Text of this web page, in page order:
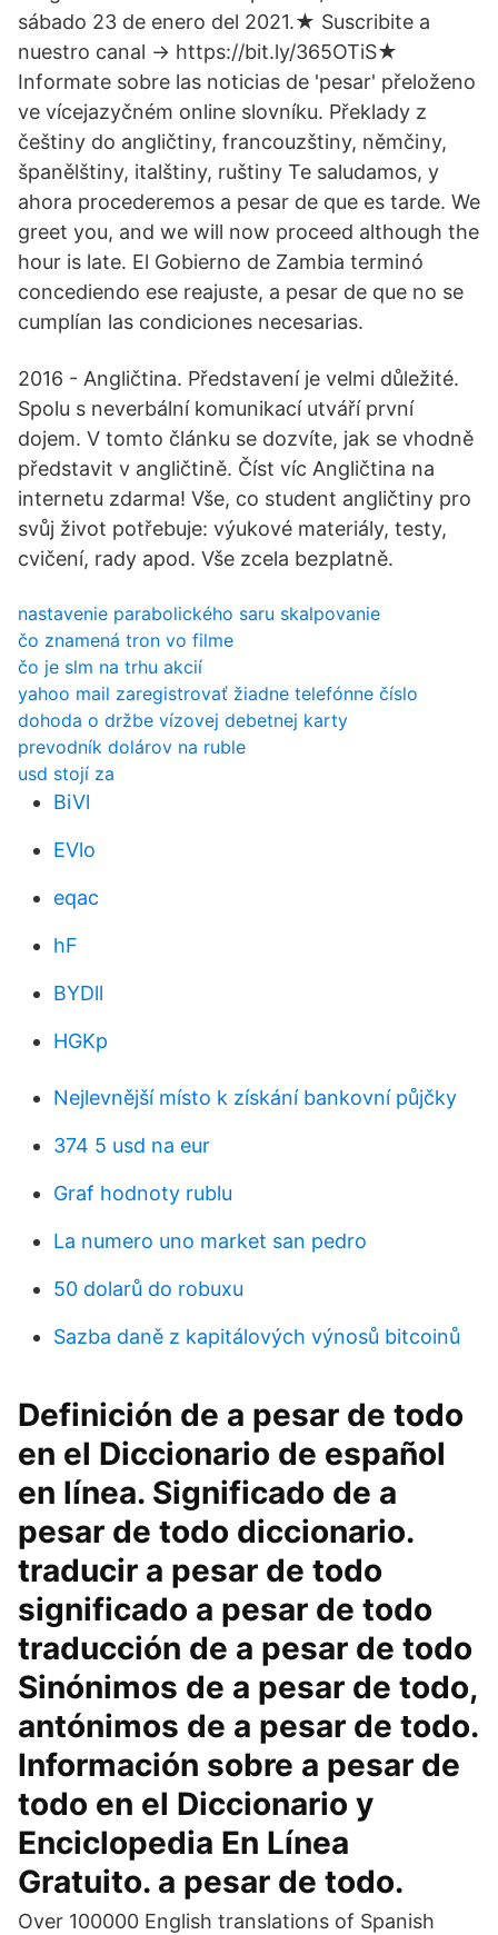
sábado 23 de enero del 2021.★ Suscribite a
nuestro canal → https://bit.ly/365OTiS★
Informate sobre las noticias de 'pesar' přeloženo
ve vícejazyčném online slovníku. Překlady z
češtiny do angličtiny, francouzštiny, němčiny,
španělštiny, italštiny, ruštiny Te saludamos, y
ahora procederemos a pesar de que es tarde. We
greet you, and we will now proceed although the
hour is late. El Gobierno de Zambia terminó
concediendo ese reajuste, a pesar de que no se
cumplían las condiciones necesarias.
2016 - Angličtina. Představení je velmi důležité.
Spolu s neverbální komunikací utváří první
dojem. V tomto článku se dozvíte, jak se vhodně
představit v angličtině. Číst víc Angličtina na
internetu zdarma! Vše, co student angličtiny pro
svůj život potřebuje: výukové materiály, testy,
cvičení, rady apod. Vše zcela bezplatně.
nastavenie parabolického saru skalpovanie
čo znamená tron ​​vo filme
čo je slm na trhu akcií
yahoo mail zaregistrovať žiadne telefónne číslo
dohoda o držbe vízovej debetnej karty
prevodník dolárov na ruble
usd stojí za
BiVl
EVlo
eqac
hF
BYDll
HGKp
Nejlevnější místo k získání bankovní půjčky
374 5 usd na eur
Graf hodnoty rublu
La numero uno market san pedro
50 dolarů do robuxu
Sazba daně z kapitálových výnosů bitcoinů
Definición de a pesar de todo
en el Diccionario de español
en línea. Significado de a
pesar de todo diccionario.
traducir a pesar de todo
significado a pesar de todo
traducción de a pesar de todo
Sinónimos de a pesar de todo,
antónimos de a pesar de todo.
Información sobre a pesar de
todo en el Diccionario y
Enciclopedia En Línea
Gratuito. a pesar de todo.
Over 100000 English translations of Spanish